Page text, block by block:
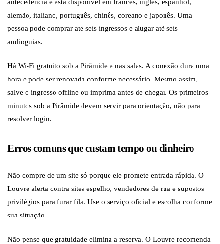
alemão, italiano, português, chinês, coreano e japonês. Uma
pessoa pode comprar até seis ingressos e alugar até seis
audioguias.
Há Wi-Fi gratuito sob a Pirâmide e nas salas. A conexão dura uma
hora e pode ser renovada conforme necessário. Mesmo assim,
salve o ingresso offline ou imprima antes de chegar. Os primeiros
minutos sob a Pirâmide devem servir para orientação, não para
resolver login.
Erros comuns que custam tempo ou dinheiro
Não compre de um site só porque ele promete entrada rápida. O
Louvre alerta contra sites espelho, vendedores de rua e supostos
privilégios para furar fila. Use o serviço oficial e escolha conforme
sua situação.
Não pense que gratuidade elimina a reserva. O Louvre recomenda